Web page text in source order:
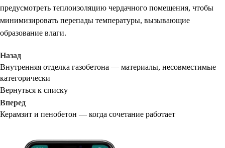
предусмотреть теплоизоляцию чердачного помещения, чтобы
минимизировать перепады температуры, вызывающие
образование влаги.
Назад
Внутренняя отделка газобетона — материалы, несовместимые
категорически
Вернуться к списку
Вперед
Керамзит и пенобетон — когда сочетание работает